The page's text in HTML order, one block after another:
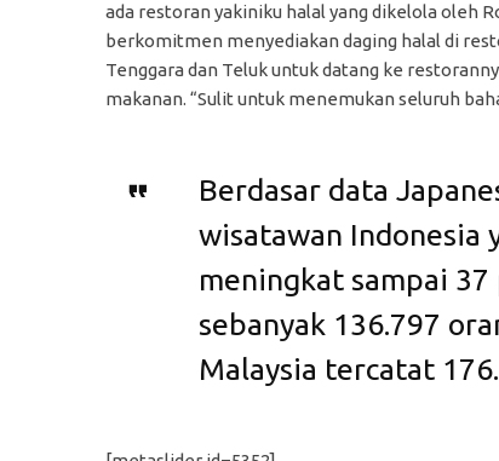
ada restoran yakiniku halal yang dikelola oleh
berkomitmen menyediakan daging halal di
Tenggara dan Teluk untuk datang ke
makanan. “Sulit untuk menemukan seluruh
Berdasar data
wisatawan Indonesia
meningkat sampai
sebanyak 136.797
Malaysia tercatat